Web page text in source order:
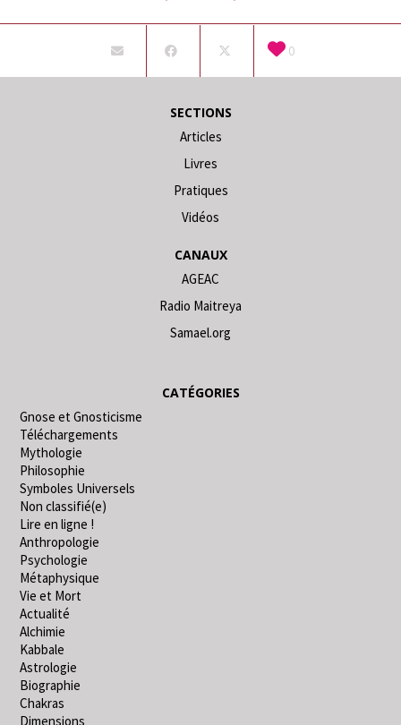
0
SECTIONS
Articles
Livres
Pratiques
Vidéos
CANAUX
AGEAC
Radio Maitreya
Samael.org
CATÉGORIES
Gnose et Gnosticisme
Téléchargements
Mythologie
Philosophie
Symboles Universels
Non classifié(e)
Lire en ligne !
Anthropologie
Psychologie
Métaphysique
Vie et Mort
Actualité
Alchimie
Kabbale
Astrologie
Biographie
Chakras
Dimensions